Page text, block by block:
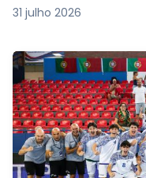
31 julho 2026